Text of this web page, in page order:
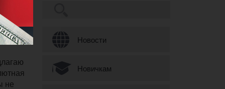
Новости
Новичкам
не